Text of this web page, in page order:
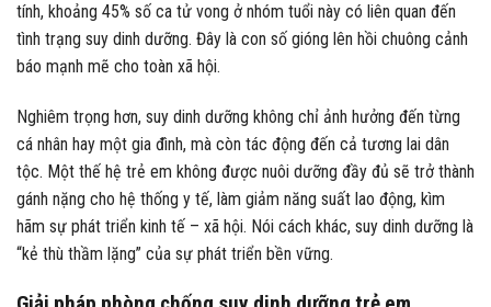
tính, khoảng 45% số ca tử vong ở nhóm tuổi này có liên quan đến
tình trạng suy dinh dưỡng. Đây là con số gióng lên hồi chuông cảnh
báo mạnh mẽ cho toàn xã hội.
Nghiêm trọng hơn, suy dinh dưỡng không chỉ ảnh hưởng đến từng
cá nhân hay một gia đình, mà còn tác động đến cả tương lai dân
tộc. Một thế hệ trẻ em không được nuôi dưỡng đầy đủ sẽ trở thành
gánh nặng cho hệ thống y tế, làm giảm năng suất lao động, kìm
hãm sự phát triển kinh tế – xã hội. Nói cách khác, suy dinh dưỡng là
“kẻ thù thầm lặng” của sự phát triển bền vững.